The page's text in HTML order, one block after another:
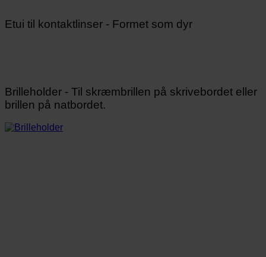
Etui til kontaktlinser - Formet som dyr
Brilleholder - Til skræmbrillen på skrivebordet eller
brillen på natbordet.